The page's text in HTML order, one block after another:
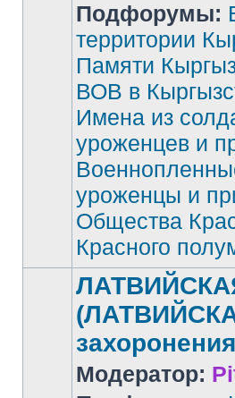
Нет
непрочитанных
Подфорумы:
территории
Памяти
ВОВ в
Имена из
уроженцев и
уроженцы и
Общества
Красного
Модератор: